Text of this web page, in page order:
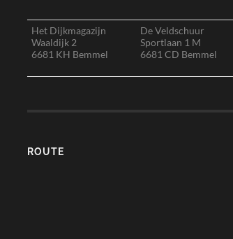
Het Dijkmagazijn
Waaldijk 2
6681 KH Bemmel
De Veldschuur
Sportlaan 1 M
6681 CD Bemmel
ROUTE